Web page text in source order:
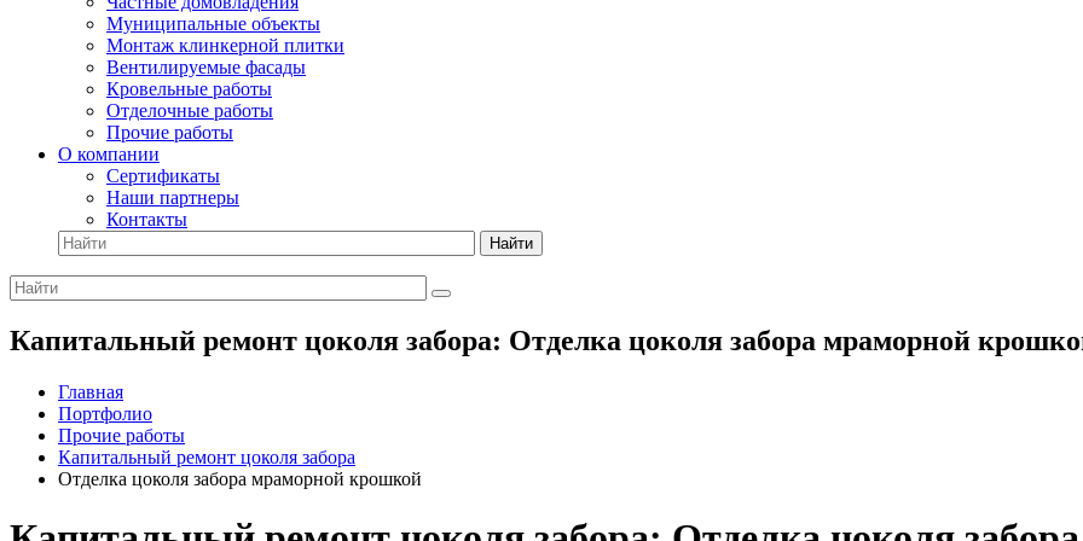
Муниципальные объекты
Монтаж клинкерной плитки
Вентилируемые фасады
Кровельные работы
Отделочные работы
Прочие работы
О компании
Сертификаты
Наши партнеры
Контакты
Найти
Капитальный ремонт цоколя забора: Отделка цоколя забора мраморной
Главная
Портфолио
Прочие работы
Капитальный ремонт цоколя забора
Отделка цоколя забора мраморной крошкой